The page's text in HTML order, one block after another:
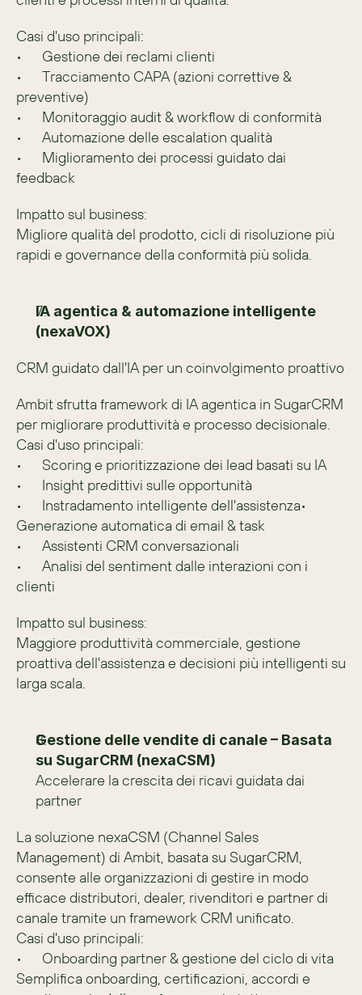
Casi d'uso principali:
•	Gestione dei reclami clienti
•	Tracciamento CAPA (azioni correttive &
preventive)
•	Monitoraggio audit & workflow di conformità
•	Automazione delle escalation qualità
•	Miglioramento dei processi guidato dai
feedback
Impatto sul business:
Migliore qualità del prodotto, cicli di risoluzione più
rapidi e governance della conformità più solida.
IA agentica & automazione intelligente
(nexaVOX)
CRM guidato dall'IA per un coinvolgimento proattivo
Ambit sfrutta framework di IA agentica in SugarCRM
per migliorare produttività e processo decisionale.
Casi d'uso principali:
•	Scoring e prioritizzazione dei lead basati su IA
•	Insight predittivi sulle opportunità
•	Instradamento intelligente dell'assistenza•
Generazione automatica di email & task
•	Assistenti CRM conversazionali
•	Analisi del sentiment dalle interazioni con i
clienti
Impatto sul business:
Maggiore produttività commerciale, gestione
proattiva dell'assistenza e decisioni più intelligenti su
larga scala.
Gestione delle vendite di canale – Basata
su SugarCRM (nexaCSM)
Accelerare la crescita dei ricavi guidata dai
partner
La soluzione nexaCSM (Channel Sales
Management) di Ambit, basata su SugarCRM,
consente alle organizzazioni di gestire in modo
efficace distributori, dealer, rivenditori e partner di
canale tramite un framework CRM unificato.
Casi d'uso principali:
•	Onboarding partner & gestione del ciclo di vita
Semplifica onboarding, certificazioni, accordi e